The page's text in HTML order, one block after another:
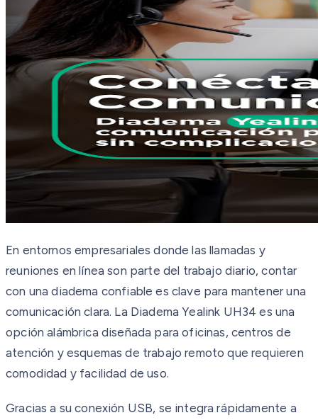
En entornos empresariales donde las llamadas y
reuniones en línea son parte del trabajo diario, contar
con una diadema confiable es clave para mantener una
comunicación clara. La Diadema Yealink UH34 es una
opción alámbrica diseñada para oficinas, centros de
atención y esquemas de trabajo remoto que requieren
comodidad y facilidad de uso.
Gracias a su conexión USB, se integra rápidamente a